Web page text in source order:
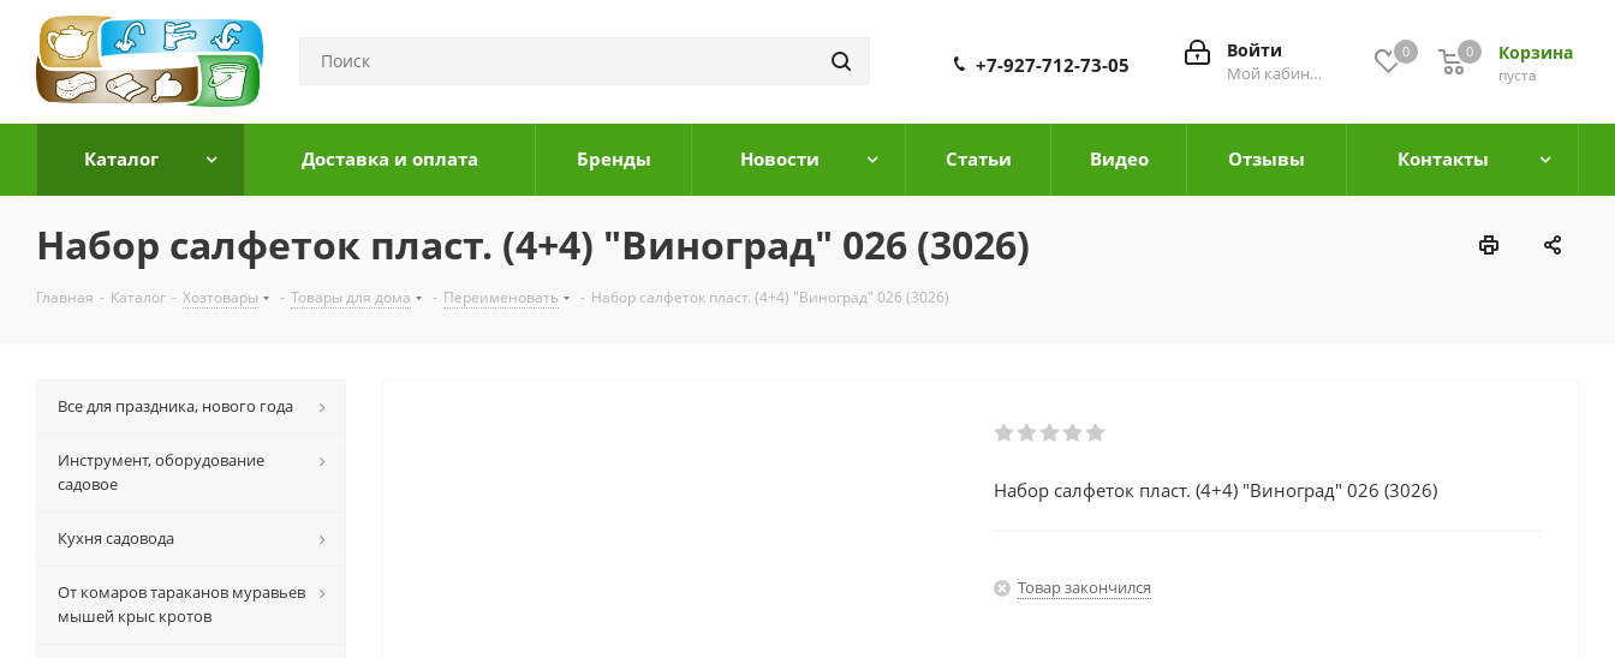
0 Корзина
0
пуста
0
Войти
Мой кабинет
+7-927-712-73-05
Каталог Доставка и оплата Бренды Новости Cтатьи Видео Отзывы Контакты
Набор салфеток пласт. (4+4) "Виноград" 026 (3026)
Главная - Каталог - Хозтовары - Товары для дома - Переименовать - Набор салфеток пласт. (4+4) "Виноград" 026 (3026)
Набор салфеток пласт. (4+4) "Виноград" 026 (3026)
Товар закончился
Все для праздника, нового года
Инструмент, оборудование
садовое
Кухня садовода
От комаров тараканов муравьев
мышей крыс кротов